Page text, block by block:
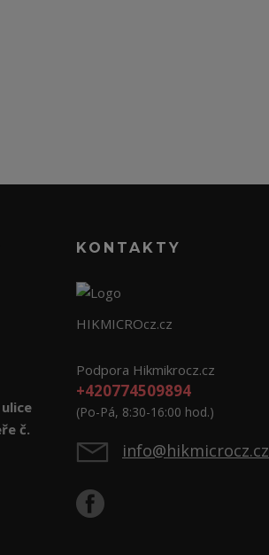
č.
KONTAKTY
HIKMICROcz.cz
Podpora Hikmikrocz.cz
+420774509894
(Po-Pá, 8:30-16:00 hod.)
info@hikmicrocz.cz